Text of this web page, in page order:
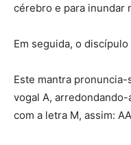
cérebro e para inundar
Em seguida, o
Este mantra
vogal A,
com a letra M, assim: